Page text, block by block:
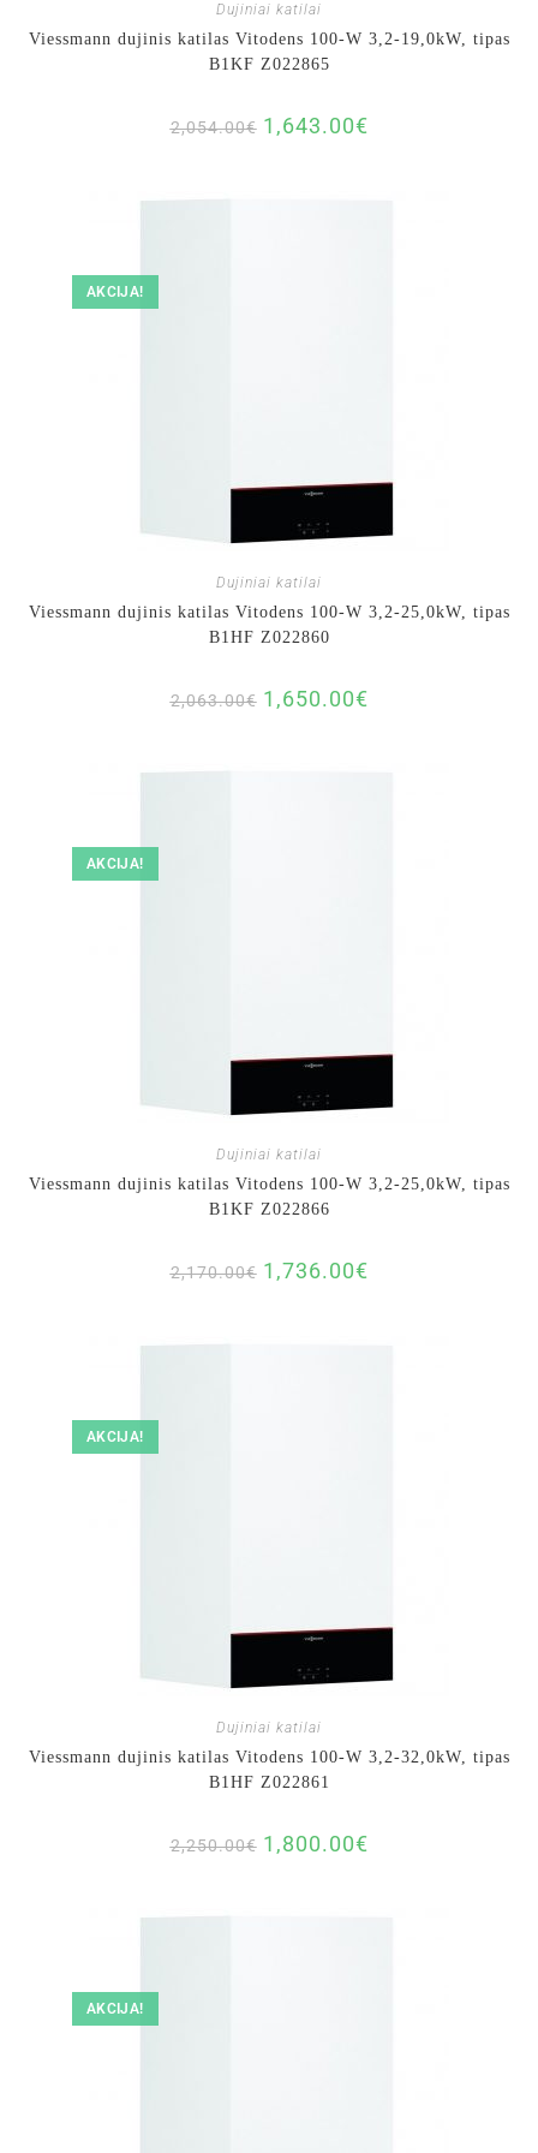
Dujiniai katilai
Viessmann dujinis katilas Vitodens 100-W 3,2-19,0kW, tipas
B1KF Z022865
2,054.00€ 1,643.00€
AKCIJA!
Dujiniai katilai
Viessmann dujinis katilas Vitodens 100-W 3,2-25,0kW, tipas
B1HF Z022860
2,063.00€ 1,650.00€
AKCIJA!
Dujiniai katilai
Viessmann dujinis katilas Vitodens 100-W 3,2-25,0kW, tipas
B1KF Z022866
2,170.00€ 1,736.00€
AKCIJA!
Dujiniai katilai
Viessmann dujinis katilas Vitodens 100-W 3,2-32,0kW, tipas
B1HF Z022861
2,250.00€ 1,800.00€
AKCIJA!